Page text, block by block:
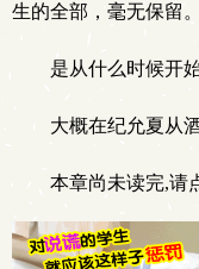
生的全部，毫无保留。
是从什么时候开
大概在纪允夏从
本章尚未读完,请